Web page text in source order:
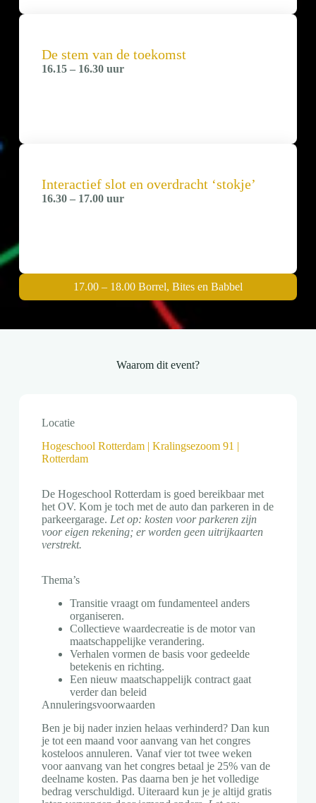
De stem van de toekomst
16.15 – 16.30 uur
Interactief slot en overdracht ‘stokje’
16.30 – 17.00 uur
17.00 – 18.00 Borrel, Bites en Babbel
Waarom dit event?
Locatie
Hogeschool Rotterdam | Kralingsezoom 91 |
Rotterdam
De Hogeschool Rotterdam is goed bereikbaar met
het OV. Kom je toch met de auto dan parkeren in de
parkeergarage. Let op: kosten voor parkeren zijn
voor eigen rekening; er worden geen uitrijkaarten
verstrekt.
Thema’s
Transitie vraagt om fundamenteel anders
organiseren.
Collectieve waardecreatie is de motor van
maatschappelijke verandering.
Verhalen vormen de basis voor gedeelde
betekenis en richting.
Een nieuw maatschappelijk contract gaat
verder dan beleid
Annuleringsvoorwaarden
Ben je bij nader inzien helaas verhinderd? Dan kun
je tot een maand voor aanvang van het congres
kosteloos annuleren. Vanaf vier tot twee weken
voor aanvang van het congres betaal je 25% van de
deelname kosten. Pas daarna ben je het volledige
bedrag verschuldigd. Uiteraard kun je je altijd gratis